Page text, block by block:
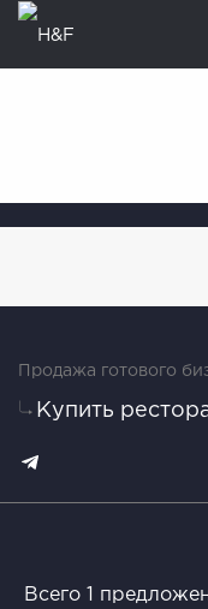
Продажа готового
Купить
Всего 1